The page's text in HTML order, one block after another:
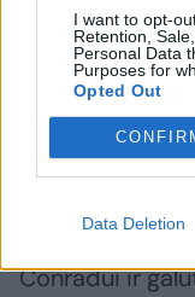
I want to opt-
Retention,
Personal Data
Purposes for
Opted Out
Data Deletion
penkių.
pozicijos, bet
K.
vietą turėjusį
Makaras 10:15
Conradui ir